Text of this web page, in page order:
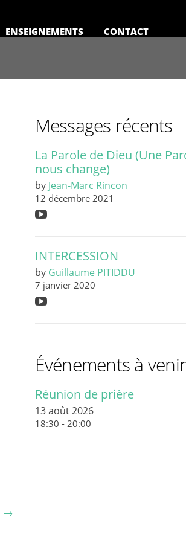
ENSEIGNEMENTS CONTACT
→
Messages récents
La Parole de Dieu (Une
nous change)
by Jean-Marc Rincon
12 décembre 2021
INTERCESSION
by Guillaume PITIDDU
7 janvier 2020
Événements à venir
Réunion de prière
13 août 2026
18:30 - 20:00